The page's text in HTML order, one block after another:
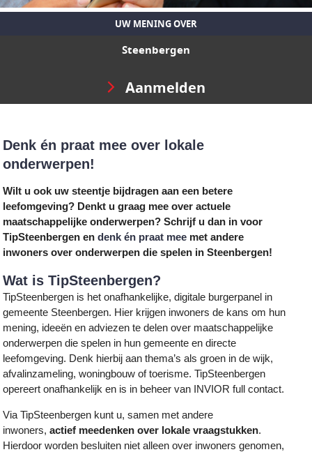
UW MENING OVER
Steenbergen
Aanmelden
Denk én praat mee over lokale
onderwerpen!
Wilt u ook uw steentje bijdragen aan een betere
leefomgeving? Denkt u graag mee over actuele
maatschappelijke onderwerpen? Schrijf u dan in voor
TipSteenbergen endenk én praat mee met andere
inwoners over onderwerpen die spelen in Steenbergen!
Wat is TipSteenbergen?
TipSteenbergen is het onafhankelijke, digitale burgerpanel in
gemeente Steenbergen. Hier krijgen inwoners de kans om hun
mening, ideeën en adviezen te delen over maatschappelijke
onderwerpen die spelen in hun gemeente en directe
leefomgeving. Denk hierbij aan thema’s als groen in de wijk,
afvalinzameling, woningbouw of toerisme. TipSteenbergen
opereert onafhankelijk en is in beheer van INVIOR full contact.
Via TipSteenbergen kunt u, samen met andere
inwoners,actief meedenken over lokale vraagstukken.
Hierdoor worden besluiten niet alleen over inwoners genomen,